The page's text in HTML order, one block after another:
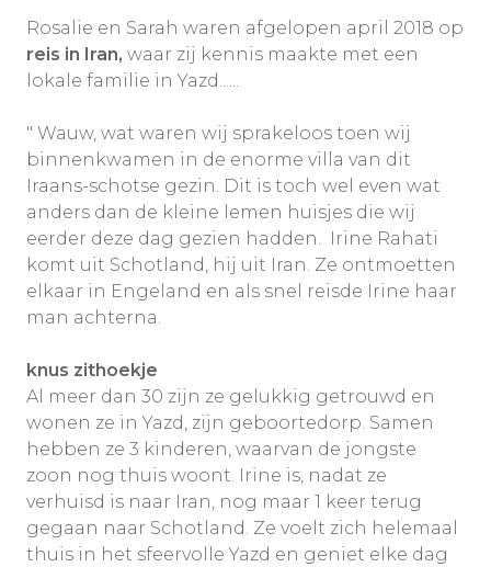
Rosalie en Sarah waren afgelopen april 2018 op
reis in Iran, waar zij kennis maakte met een
lokale familie in Yazd......
" Wauw, wat waren wij sprakeloos toen wij
binnenkwamen in de enorme villa van dit
Iraans-schotse gezin. Dit is toch wel even wat
anders dan de kleine lemen huisjes die wij
eerder deze dag gezien hadden. Irine Rahati
komt uit Schotland, hij uit Iran. Ze ontmoetten
elkaar in Engeland en als snel reisde Irine haar
man achterna.
knus zithoekje
Al meer dan 30 zijn ze gelukkig getrouwd en
wonen ze in Yazd, zijn geboortedorp. Samen
hebben ze 3 kinderen, waarvan de jongste
zoon nog thuis woont. Irine is, nadat ze
verhuisd is naar Iran, nog maar 1 keer terug
gegaan naar Schotland. Ze voelt zich helemaal
thuis in het sfeervolle Yazd en geniet elke dag